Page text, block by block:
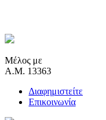
Μέλος με
Α.Μ. 13363
Διαφημιστείτε
Επικοινωνία